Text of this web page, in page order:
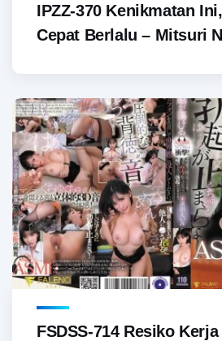
IPZZ-370 Kenikmatan
Cepat Berlalu – Mitsuri
FSDSS-714 Resiko